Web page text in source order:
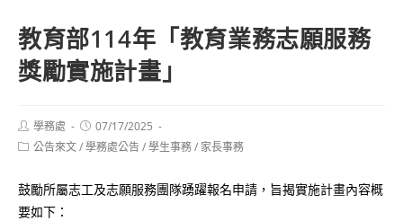
教育部114年「教育業務志願服務
獎勵實施計畫」
Post
author:
學務處
Post
published:
07/17/2025
Post公告來文/學務處公告/學生事務/ 家長事務
鼓勵所屬志工及志願服務團隊踴躍報名申請，旨揭實施計畫內容概
要如下：